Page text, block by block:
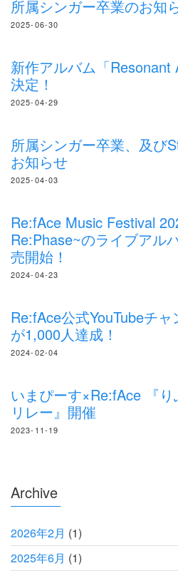
所属シンガー卒業のお知
2025-06-30
新作アルバム「Resonant
決定！
2025-04-29
所属シンガー卒業、及び
お知らせ
2025-04-03
Re:fAce Music Festival
Re:Phase~のライブアル
売開始！
2024-04-23
Re:fAce公式YouTubeチ
が1,000人達成！
2024-02-04
いまぴーす×Re:fAce 『
リレー』開催
2023-11-19
Archive
2026年2月 (1)
2025年6月 (1)